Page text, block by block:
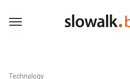
Technology